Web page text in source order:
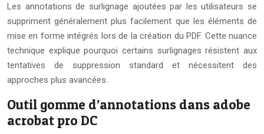
Les annotations de surlignage ajoutées par les utilisateurs se
suppriment généralement plus facilement que les éléments de
mise en forme intégrés lors de la création du PDF. Cette nuance
technique explique pourquoi certains surlignages résistent aux
tentatives de suppression standard et nécessitent des
approches plus avancées.
Outil gomme d’annotations dans adobe
acrobat pro DC